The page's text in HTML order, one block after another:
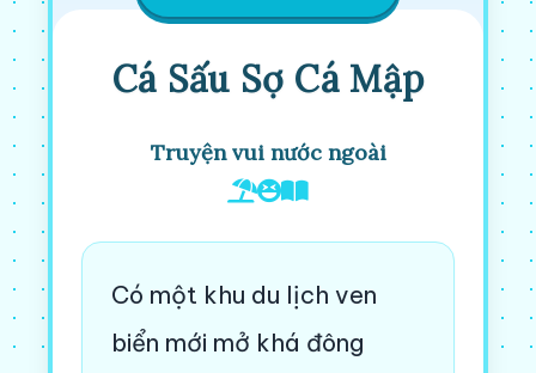
Cá Sấu Sợ Cá Mập
Truyện vui nước ngoài
Có một khu du lịch ven
biển mới mở khá đông